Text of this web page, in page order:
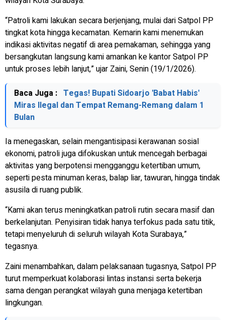
“Patroli kami lakukan secara berjenjang, mulai dari Satpol PP
tingkat kota hingga kecamatan. Kemarin kami menemukan
indikasi aktivitas negatif di area pemakaman, sehingga yang
bersangkutan langsung kami amankan ke kantor Satpol PP
untuk proses lebih lanjut,” ujar Zaini, Senin (19/1/2026).
Baca Juga : Tegas! Bupati Sidoarjo 'Babat Habis'
Miras Ilegal dan Tempat Remang-Remang dalam 1
Bulan
Ia menegaskan, selain mengantisipasi kerawanan sosial
ekonomi, patroli juga difokuskan untuk mencegah berbagai
aktivitas yang berpotensi mengganggu ketertiban umum,
seperti pesta minuman keras, balap liar, tawuran, hingga tindak
asusila di ruang publik.
“Kami akan terus meningkatkan patroli rutin secara masif dan
berkelanjutan. Penyisiran tidak hanya terfokus pada satu titik,
tetapi menyeluruh di seluruh wilayah Kota Surabaya,”
tegasnya.
Zaini menambahkan, dalam pelaksanaan tugasnya, Satpol PP
turut memperkuat kolaborasi lintas instansi serta bekerja
sama dengan perangkat wilayah guna menjaga ketertiban
lingkungan.